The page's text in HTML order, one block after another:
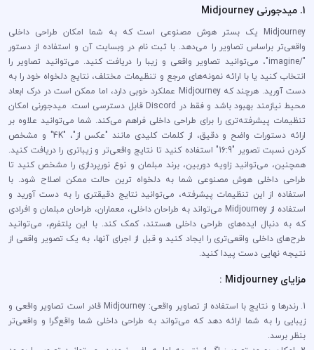
1. میدجورنی Midjourney
Midjourney یک بستر هوش مصنوعی است که به شما امکان طراحی داخلی
واقعی‌تر براساس تصاویر را می‌دهد. با ثبت نام در وبسایت آن و استفاده از دستور
"/imagine"، می‌توانید تصاویر واقعی و زیبا را دریافت کنید. می‌توانید تصاویر را
انتخاب کنید یا با ارائه نمونه‌های مرجع و تنظیمات مختلف، نتایج دلخواه خود را به
دست آورید. هرچند که Midjourney عملکرد خوبی دارد، اما ممکن است در درک ابعاد
محیط نیازمند بهبود باشد و فقط در Discord قابل دسترسی است. میدجورنی امکان
تنظیمات پیشرفته‌تری را برای طراحی داخلی فراهم می‌کند. شما می‌توانید علاوه بر
ارائه دستورات واضح و دقیق، از کلمات کلیدی مانند "عکس از"، "4K" و مشخص
کردن نسبت تصویر "16:9" استفاده کنید تا نتایج واقعی‌تر و زیباتری را دریافت کنید.
همچنین، می‌توانید زاویه دوربین، برند مبلمان و نوع نورپردازی را مشخص کنید تا
طراحی داخلی هوش مصنوعی شما به دلخواه ترین حالت ممکن اصلاح شود. با
استفاده از این تنظیمات پیشرفته، می‌توانید نتایج دقیقتری را به دست آورید و
استفاده از Midjourney می‌تواند به طراحان داخلی، معماران، طراحان مبلمان و افرادی
که به دنبال ایده‌های طراحی داخلی هستند، کمک کند. با این پلتفرم، می‌توانید
طرح‌های داخلی واقعی‌تری را ایجاد کنید و قبل از اجرای آنها، به یک تصویر واقعی از
نتیجه نهایی دست پیدا کنید.
مزایای Midjourney :
1. رندرها و نتایج با استفاده از تصاویر واقعی: Midjourney قادر است تصاویر واقعی و
زیبایی را به شما ارائه دهد که می‌تواند به طراحی داخلی شما واقع‌گرا و واقعی‌تر
بنظر برسد.